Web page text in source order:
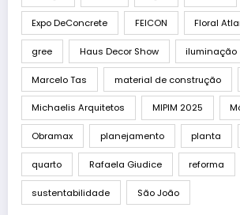
Expo DeConcrete FEICON Floral
gree Haus Decor Show iluminação
Marcelo Tas material de construção
Michaelis Arquitetos MIPIM 2025
Obramax planejamento planta
quarto Rafaela Giudice reforma
sustentabilidade São João